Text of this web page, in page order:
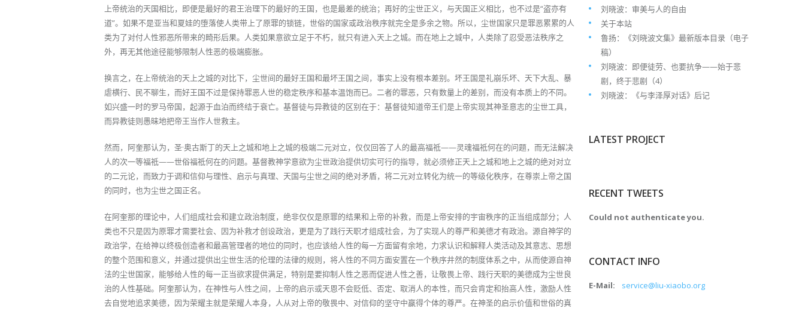
上帝统治的天国相比，即便是最好的君王治理下的最好的王国，也是最差的统治；再好的尘世正义，与天国正义相比，也不过是“盗亦有
道”。如果不是亚当和夏娃的堕落使人类带上了原罪的锁链，世俗的国家或政治秩序就完全是多余之物。所以，尘世国家只是罪恶累累的人
类为了对付人性邪恶所带来的畸形后果。人类如果意欲立足于不朽，就只有进入天上之城。而在地上之城中，人类除了忍受恶法秩序之
外，再无其他途径能够限制人性恶的极端膨胀。
换言之，在上帝统治的天上之城的对比下，尘世间的最好王国和最坏王国之间，事实上没有根本差别。坏王国是礼崩乐坏、天下大乱、暴
虐横行、民不聊生，而好王国不过是保持罪恶人世的稳定秩序和基本温饱而已。二者的罪恶，只有数量上的差别，而没有本质上的不同。
如兴盛一时的罗马帝国，起源于血泊而终结于衰亡。基督徒与异教徒的区别在于：基督徒知道帝王们是上帝实现其神圣意志的尘世工具，
而异教徒则愚昧地把帝王当作人世救主。
然而，阿奎那认为，圣·奥古斯丁的天上之城和地上之城的极端二元对立，仅仅回答了人的最高福祗——灵魂福祗何在的问题，而无法解决
人的次一等福祗——世俗福祗何在的问题。基督教神学意欲为尘世政治提供切实可行的指导，就必须修正天上之城和地上之城的绝对对立
的二元论，而致力于调和信仰与理性、启示与真理、天国与尘世之间的绝对矛盾，将二元对立转化为统一的等级化秩序，在尊崇上帝之国
的同时，也为尘世之国正名。
在阿奎那的理论中，人们组成社会和建立政治制度，绝非仅仅是原罪的结果和上帝的补救，而是上帝安排的宇宙秩序的正当组成部分；人
类也不只是因为原罪才需要社会、因为补救才创设政治，更是为了践行天职才组成社会，为了实现人的尊严和美德才有政治。源自神学的
政治学，在给神以终极创造者和最高管理者的地位的同时，也应该给人性的每一方面留有余地，力求认识和解释人类活动及其意志、思想
的整个范围和意义，并通过提供出尘世生活的伦理的法律的规则，将人性的不同方面安置在一个秩序井然的制度体系之中，从而使源自神
法的尘世国家，能够给人性的每一正当欲求提供满足，特别是要抑制人性之恶而促进人性之善，让敬畏上帝、践行天职的美德成为尘世良
治的人性基础。阿奎那认为，在神性与人性之间，上帝的启示或天恩不会贬低、否定、取消人的本性，而只会肯定和抬高人性，激励人性
去自觉地追求美德，因为荣耀主就是荣耀人本身，人从对上帝的敬畏中、对信仰的坚守中赢得个体的尊严。在神圣的启示价值和世俗的真
刘晓波：审美与人的自由
关于本站
鲁扬：《刘晓波文集》最新版本目录（电子
稿）
刘晓波：即便徒劳、也要抗争——始于悲
剧，终于悲剧（4）
刘晓波：《与李泽厚对话》后记
LATEST PROJECT
RECENT TWEETS
Could not authenticate you.
CONTACT INFO
E-Mail: service@liu-xiaobo.org